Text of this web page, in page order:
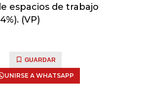
espacios de trabajo
(VP)
GUARDAR
UNIRSE A WHATSAPP